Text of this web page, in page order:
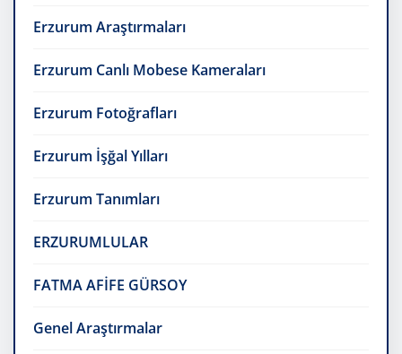
Erzurum Araştırmaları
Erzurum Canlı Mobese Kameraları
Erzurum Fotoğrafları
Erzurum İşğal Yılları
Erzurum Tanımları
ERZURUMLULAR
FATMA AFİFE GÜRSOY
Genel Araştırmalar